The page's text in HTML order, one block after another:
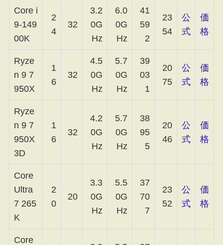
Core i
9-149
00K
2
4
32
3.2
0G
Hz
6.0
0G
Hz
41
59
2
23
54
公
式
価
格
Ryze
n 9 7
950X
1
6
32
4.5
0G
Hz
5.7
0G
Hz
39
03
1
20
75
公
式
価
格
Ryze
n 9 7
950X
3D
1
6
32
4.2
0G
Hz
5.7
0G
Hz
38
95
5
20
46
公
式
価
格
Core
Ultra
7 265
K
2
0
20
3.3
0G
Hz
5.5
0G
Hz
37
70
7
23
52
公
式
価
格
Core